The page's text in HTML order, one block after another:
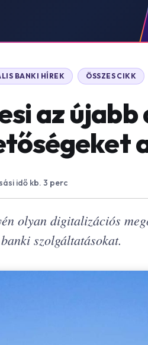
BANKI HÍREK ÖSSZES CIKK
az
idő kb. 3 perc
olyan digitalizációs
szolgáltatásokat.